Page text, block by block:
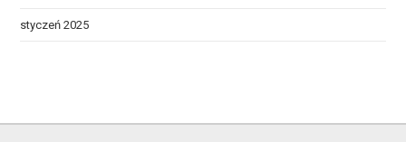
styczeń 2025